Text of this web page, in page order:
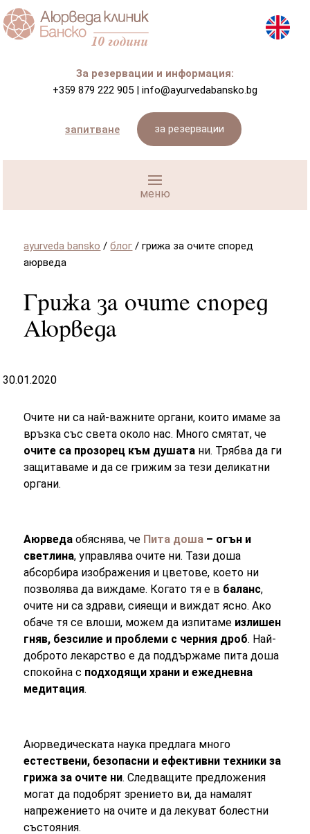
За резервации и информация:
+359 879 222 905 | info@ayurvedabansko.bg
запитване за резервации
ayurveda bansko /блог /грижа за очите според
аюрведа
Грижа за очите според
Аюрведа
30.01.2020
Очите ни са най-важните органи, които имаме за
връзка със света около нас. Много смятат, че
очите са прозорец към душата ни. Трябва да ги
защитаваме и да се грижим за тези деликатни
органи.
Аюрведа обяснява, че Пита доша – огън и
светлина, управлява очите ни. Тази доша
абсорбира изображения и цветове, което ни
позволява да виждаме. Когато тя е в баланс,
очите ни са здрави, сияещи и виждат ясно. Ако
обаче тя се влоши, можем да изпитаме излишен
гняв, безсилие и проблеми с черния дроб. Най-
доброто лекарство е да поддържаме пита доша
спокойна с подходящи храни и ежедневна
медитация.
Аюрведическата наука предлага много
естествени, безопасни и ефективни техники за
грижа за очите ни. Следващите предложения
могат да подобрят зрението ви, да намалят
напрежението на очите и да лекуват болестни
състояния.